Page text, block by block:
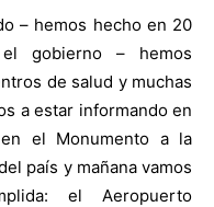
– hemos hecho en 20
gobierno – hemos
de salud y muchas
a estar informando en
el Monumento a la
país y mañana vamos
el Aeropuerto